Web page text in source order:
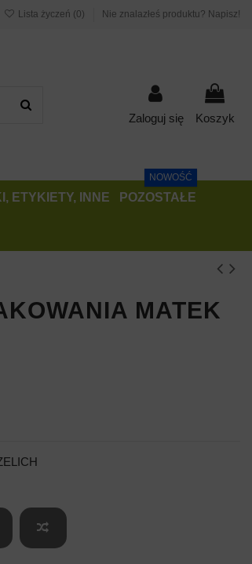
Lista życzeń (0) Nie znalazłeś produktu? Napisz!
Zaloguj się Koszyk
ETYKIETY, INNE POZOSTAŁE
NOWOŚĆ
MATEK